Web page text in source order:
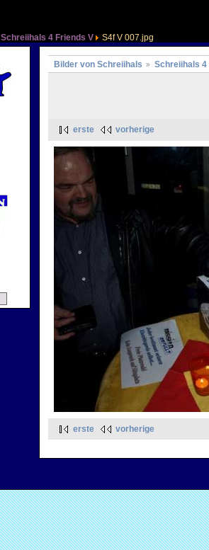
Schreiihals 4 Friends V S4f V 007.jpg
Bilder von Schreiihals Schreiihals 4
erste vorherige
erste vorherige